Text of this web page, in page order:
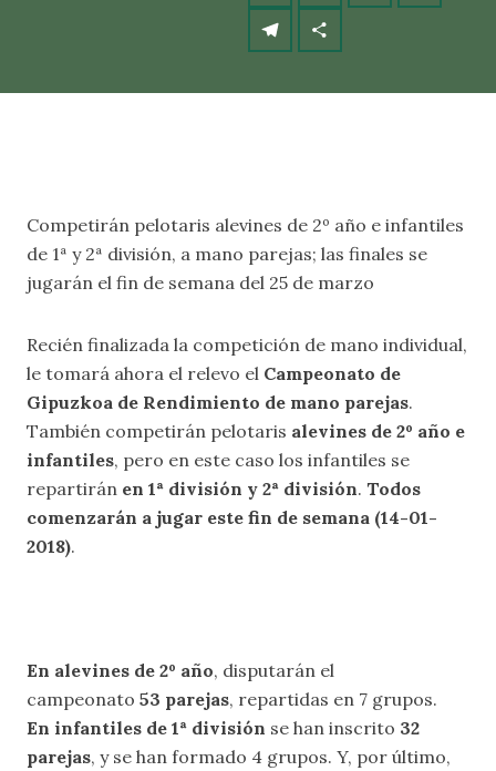
Competirán pelotaris alevines de 2º año e infantiles
de 1ª y 2ª división, a mano parejas; las finales se
jugarán el fin de semana del 25 de marzo
Recién finalizada la competición de mano individual,
le tomará ahora el relevo el Campeonato de
Gipuzkoa de Rendimiento de mano parejas.
También competirán pelotaris alevines de 2º año e
infantiles, pero en este caso los infantiles se
repartirán en 1ª división y 2ª división. Todos
comenzarán a jugar este fin de semana (14-01-
2018).
En alevines de 2º año, disputarán el
campeonato 53 parejas, repartidas en 7 grupos.
En infantiles de 1ª división se han inscrito 32
parejas, y se han formado 4 grupos. Y, por último,